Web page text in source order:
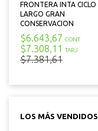
FRONTERA INTA CICLO
LARGO GRAN
CONSERVACION
$6.643,67 CONT
$7.308,11 TARJ
$7.381,61
LOS MÁS VENDIDOS